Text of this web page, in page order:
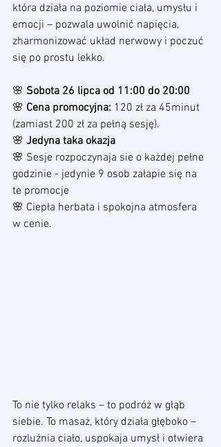
która działa na poziomie ciała, umysłu i
emocji – pozwala uwolnić napięcia,
zharmonizować układ nerwowy i poczuć
się po prostu lekko.
🌸 Sobota 26 lipca od 11:00 do 20:00
🌸 Cena promocyjna: 120 zł za 45minut
(zamiast 200 zł za pełną sesję).
🌸 Jedyna taka okazja
🌸 Sesje rozpoczynaja sie o każdej pełne
godzinie - jedynie 9 osob załapie się na
te promocje
🌸 Ciepła herbata i spokojna atmosfera
w cenie.
To nie tylko relaks – to podróż w głąb
siebie. To masaż, który działa głęboko –
rozluźnia ciało, uspokaja umysł i otwiera